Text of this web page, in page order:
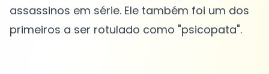
assassinos em série. Ele também foi um dos
primeiros a ser rotulado como "psicopata".